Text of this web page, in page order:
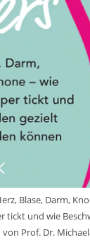
Blase, Darm,
tickt und wie
Prof. Dr.